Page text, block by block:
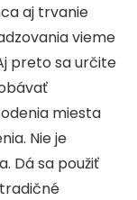
aj trvanie
vieme
preto sa určite
miesta
Nie je
Dá sa použiť